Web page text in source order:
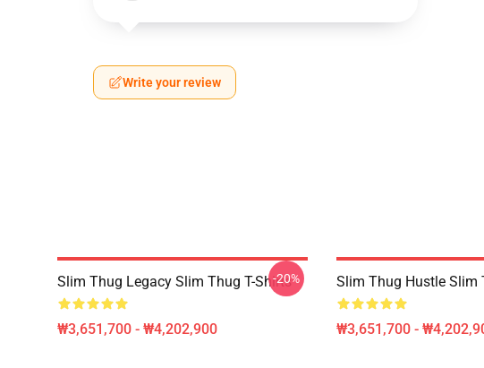
Write your review
Slim Thug Legacy Slim Thug T-Shirts
₩3,651,700 - ₩4,202,900
-20% Slim Thug Hustle Slim
₩3,651,700 -